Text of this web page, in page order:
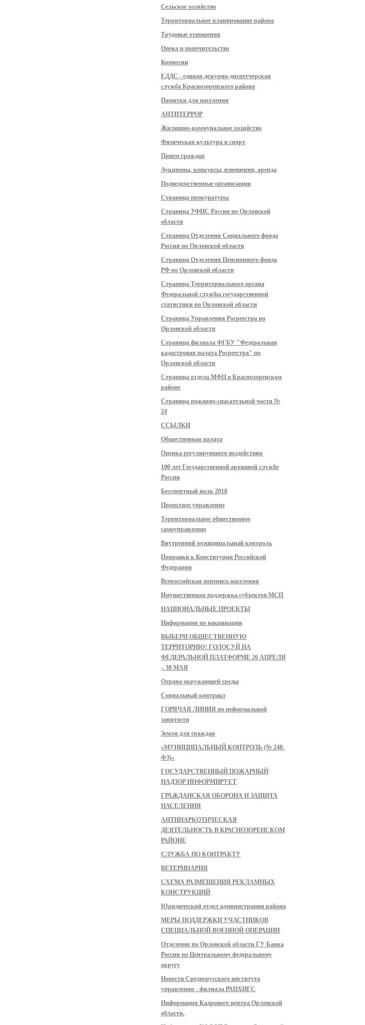
Сельское хозяйство
Территориальное планирование района
Трудовые отношения
Опека и попечительство
Комиссии
ЕДДС - единая дежурно-диспетчерская
служба Краснозоренского района
Памятки для населения
АНТИТЕРРОР
Жилищно-коммунальное хозяйство
Физическая культура и спорт
Прием граждан
Аукционы, конкурсы, извещения, аренда
Подведомственные организации
Страница прокуратуры
Страница УФНС России по Орловской
области
Страница Отделения Социального фонда
России по Орловской области
Страница Отделения Пенсионного фонда
РФ по Орловской области
Страница Территориального органа
Федеральной службы государственной
статистики по Орловской области
Страница Управления Росреестра по
Орловской области
Страница филиала ФГБУ "Федеральная
кадастровая палата Росреестра" по
Орловской области
Страница отдела МФЦ в Краснозоренском
районе
Страница пожарно-спасательной части №
24
ССЫЛКИ
Общественная палата
Оценка регулирующего воздействия
100 лет Государственной архивной службе
России
Бессмертный полк 2018
Проектное управление
Территориальное общественное
самоуправление
Внутренний муниципальный контроль
Поправки к Конституции Российской
Федерации
Всероссийская перепись населения
Имущественная поддержка субъектов МСП
НАЦИОНАЛЬНЫЕ ПРОЕКТЫ
Информация по вакцинации
ВЫБЕРИ ОБЩЕСТВЕННУЮ
ТЕРРИТОРИЮ! ГОЛОСУЙ НА
ФЕДЕРАЛЬНОЙ ПЛАТФОРМЕ 26 АПРЕЛЯ
– 30 МАЯ
Охрана окружающей среды
Социальный контракт
ГОРЯЧАЯ ЛИНИЯ по неформальной
занятости
Земля для граждан
«МУНИЦИПАЛЬНЫЙ КОНТРОЛЬ (№ 248-
ФЗ)»
ГОСУДАРСТВЕННЫЙ ПОЖАРНЫЙ
НАДЗОР ИНФОРМИРУЕТ
ГРАЖДАНСКАЯ ОБОРОНА И ЗАЩИТА
НАСЕЛЕНИЯ
АНТИНАРКОТИЧЕСКАЯ
ДЕЯТЕЛЬНОСТЬ В КРАСНОЗОРЕНСКОМ
РАЙОНЕ
СЛУЖБА ПО КОНТРАКТУ
ВЕТЕРИНАРИЯ
СХЕМА РАЗМЕЩЕНИЯ РЕКЛАМНЫХ
КОНСТРУКЦИЙ
Юридический отдел администрации района
МЕРЫ ПОДДЕРЖКИ УЧАСТНИКОВ
СПЕЦИАЛЬНОЙ ВОЕННОЙ ОПЕРАЦИИ
Отделение по Орловской области ГУ Банка
России по Центральному федеральному
округу
Новости Среднерусского института
управления - филиала РАНХИГС
Информация Кадрового центра Орловской
области.